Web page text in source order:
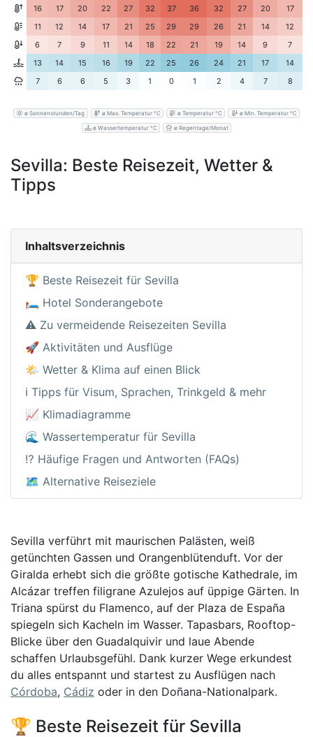
16
17 20 22 27 32 37 36 32 27 20
17
11
12 14 17 21 25 29 29 26 21 14
12
6
7 9 11 14 18 22 21 19 14 9
7
13
14 15 16 19 22 25 26 24 21 17
14
7
6 6 5 3 1 0 1 2 4 7 8
ø Sonnenstunden/Tag ø Max. Temperatur °C ø Temperatur °C ø Min. Temperatur °C
ø Wassertemperatur °C ø Regentage/Monat
Sevilla: Beste Reisezeit, Wetter &
Tipps
Inhaltsverzeichnis
🏆 Beste Reisezeit für Sevilla
🛏️ Hotel Sonderangebote
⚠️ Zu vermeidende Reisezeiten Sevilla
🚀 Aktivitäten und Ausflüge
🌤️ Wetter & Klima auf einen Blick
ℹ️ Tipps für Visum, Sprachen, Trinkgeld & mehr
📈 Klimadiagramme
🌊 Wassertemperatur für Sevilla
⁉️ Häufige Fragen und Antworten (FAQs)
🗺️ Alternative Reiseziele
Sevilla verführt mit maurischen Palästen, weiß
getünchten Gassen und Orangenblütenduft. Vor der
Giralda erhebt sich die größte gotische Kathedrale, im
Alcázar treffen filigrane Azulejos auf üppige Gärten. In
Triana spürst du Flamenco, auf der Plaza de España
spiegeln sich Kacheln im Wasser. Tapasbars, Rooftop-
Blicke über den Guadalquivir und laue Abende
schaffen Urlaubsgefühl. Dank kurzer Wege erkundest
du alles entspannt und startest zu Ausflügen nach
Córdoba, Cádiz oder in den Doñana-Nationalpark.
🏆 Beste Reisezeit für Sevilla